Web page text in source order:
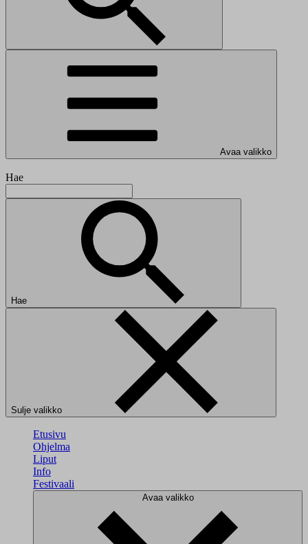
Avaa valikko
Hae
Hae
Sulje valikko
Etusivu
Ohjelma
Liput
Info
Festivaali
Avaa valikko